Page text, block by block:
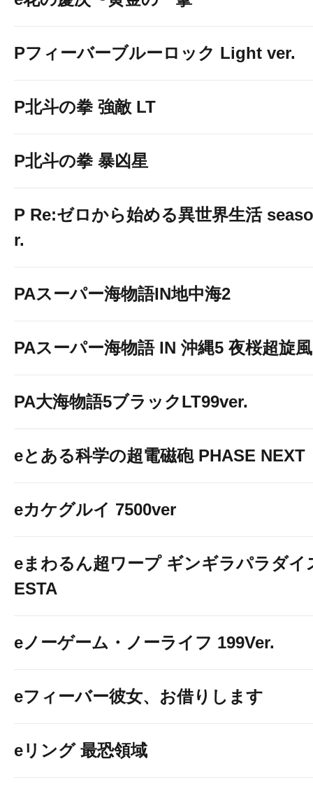
Pフィーバーブルーロック Light ver.
P北斗の拳 強敵 LT
P北斗の拳 暴凶星
P Re:ゼロから始める異世界生活
r.
PAスーパー海物語IN地中海2
PAスーパー海物語 IN 沖縄5 夜桜超旋
PA大海物語5ブラックLT99ver.
eとある科学の超電磁砲 PHASE NEXT
eカケグルイ 7500ver
eまわるん超ワープ ギンギラパラダイ
ESTA
eノーゲーム・ノーライフ 199Ver.
eフィーバー彼女、お借りします
eリング 最恐領域